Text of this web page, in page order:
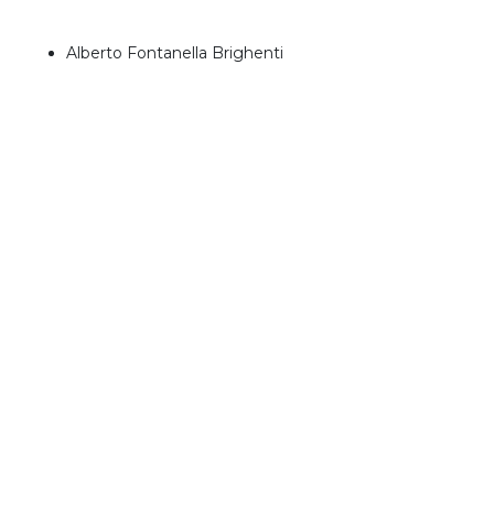
Alberto Fontanella Brighenti